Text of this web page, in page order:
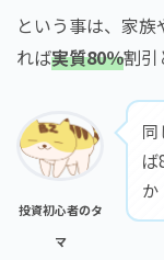
という事は、家
れば実質80％割引
投資初心者のタ
マ
同
ば
か